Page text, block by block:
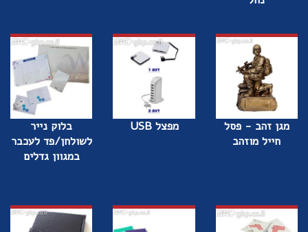
מגן זהב - פסל
חייל מוזהב
מפצל USB
בלוק נייר
לשולחן/פד לעכבר
במגוון גדלים